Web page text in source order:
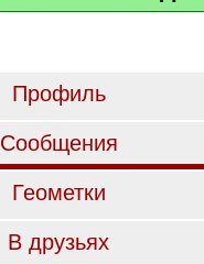
Профиль
Сообщения
Геометки
В друзьях